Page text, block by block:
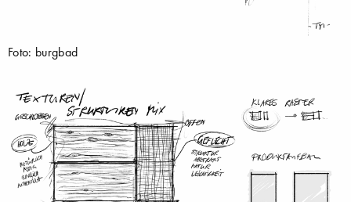
Foto: burgbad